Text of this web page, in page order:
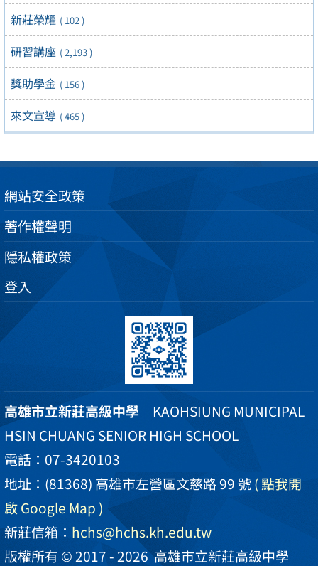
新莊榮耀 ( 102 )
研習講座 ( 2,193 )
獎助學金 ( 156 )
來文宣導 ( 465 )
網站安全政策
著作權聲明
隱私權政策
登入
高雄市立新莊高級中學 KAOHSIUNG MUNICIPAL
HSIN CHUANG SENIOR HIGH SCHOOL
電話：07-3420103
地址：(81368) 高雄市左營區文慈路 99 號( 點我開
啟 Google Map )
新莊信箱： hchs@hchs.kh.edu.tw
版權所有 © 2017 - 2026高雄市立新莊高級中學